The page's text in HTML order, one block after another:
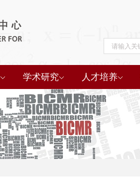
学术研究 人才培养